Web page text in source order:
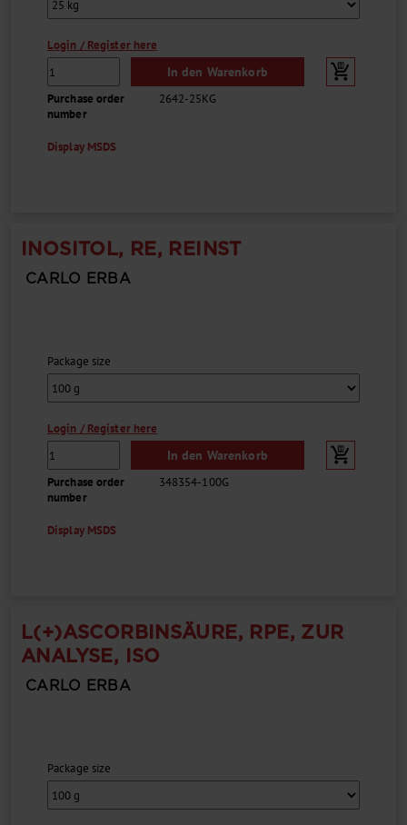
Login / Register here
In den Warenkorb
Purchase order
number
2642-25KG
Display MSDS
INOSITOL, RE, REINST
CARLO ERBA
Package size
Login / Register here
In den Warenkorb
Purchase order
number
348354-100G
Display MSDS
L(+)ASCORBINSÄURE, RPE, ZUR
ANALYSE, ISO
CARLO ERBA
Package size